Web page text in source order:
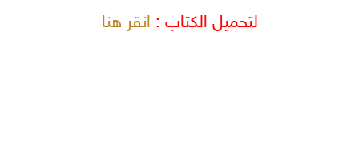
لتحميل الكتاب :انقر هنا